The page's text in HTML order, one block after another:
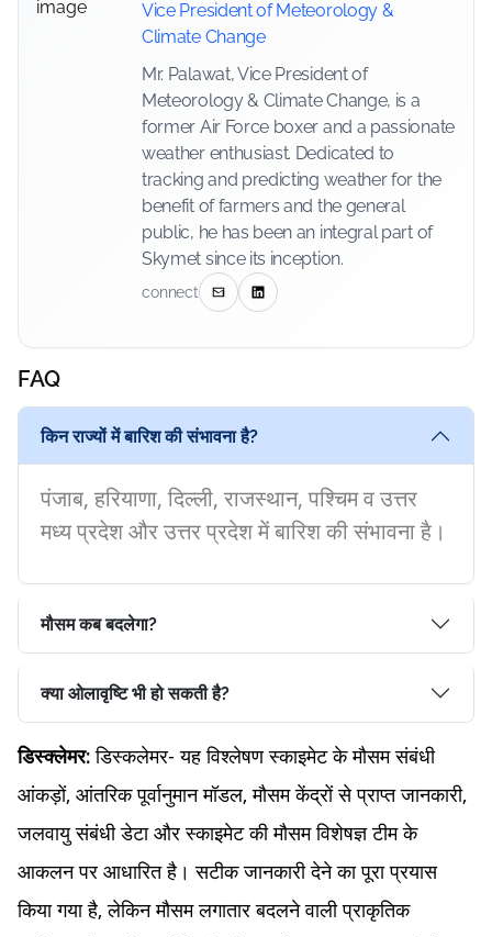
Vice President of Meteorology &
Climate Change
Mr. Palawat, Vice President of
Meteorology & Climate Change, is a
former Air Force boxer and a passionate
weather enthusiast. Dedicated to
tracking and predicting weather for the
benefit of farmers and the general
public, he has been an integral part of
Skymet since its inception.
connect
FAQ
किन राज्यों में बारिश की संभावना है?
पंजाब, हरियाणा, दिल्ली, राजस्थान, पश्चिम व उत्तर
मध्य प्रदेश और उत्तर प्रदेश में बारिश की संभावना है।
मौसम कब बदलेगा?
क्या ओलावृष्टि भी हो सकती है?
डिस्क्लेमर:डिस्कलेमर- यह विश्लेषण स्काइमेट के मौसम संबंधी
आंकड़ों, आंतरिक पूर्वानुमान मॉडल, मौसम केंद्रों से प्राप्त जानकारी,
जलवायु संबंधी डेटा और स्काइमेट की मौसम विशेषज्ञ टीम के
आकलन पर आधारित है। सटीक जानकारी देने का पूरा प्रयास
किया गया है, लेकिन मौसम लगातार बदलने वाली प्राकृतिक